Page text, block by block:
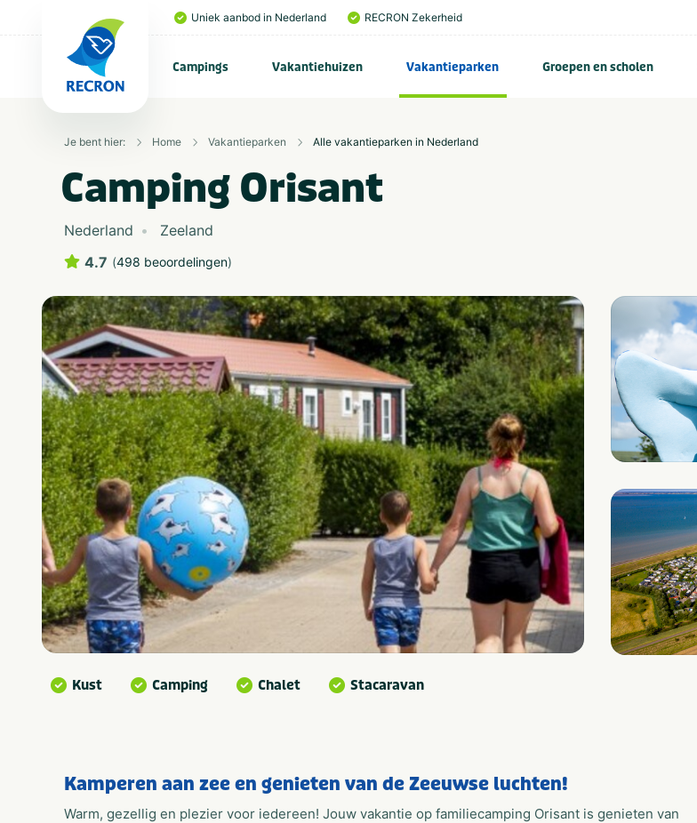
Uniek aanbod in Nederland RECRON Zekerheid
Campings Vakantiehuizen Vakantieparken Groepen en scholen
Je bent hier: Home Vakantieparken Alle vakantieparken in Nederland
Camping Orisant
Nederland
Zeeland
4.7 (498 beoordelingen)
Kust Camping Chalet Stacaravan
Kamperen aan zee en genieten van de Zeeuwse luchten!
Warm, gezellig en plezier voor iedereen! Jouw vakantie op familiecamping Orisant is genieten van